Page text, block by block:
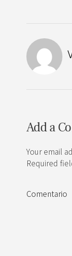
Add a
Your email
Required
Comentario